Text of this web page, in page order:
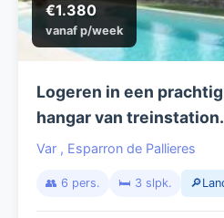
€1.380
vanaf p/week
Logeren in een
hangar van
Privé zwembad.
Var , Esparron de Pallieres
👥 6 pers. 🛏️ 3 slpk.